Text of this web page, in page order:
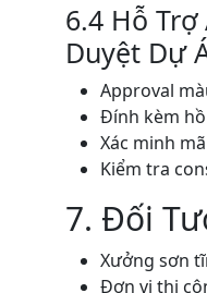
6.4 Hỗ
Duyệt Dự
Approval
Đính kèm
Xác minh
Kiểm tra
7. Đối
Xưởng sơn
Đơn vị thi